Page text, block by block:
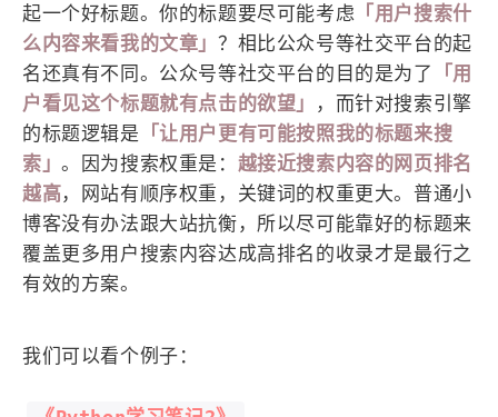
起一个好标题。你的标题要尽可能考虑 「用户搜索什
么内容来看我的文章」？相比公众号等社交平台的起
名还真有不同。公众号等社交平台的目的是为了
「用
户看见这个标题就有点击的欲望」
，而针对搜索引擎
的标题逻辑是 「让用户更有可能按照我的标题来搜
索」。因为搜索权重是： 越接近搜索内容的网页排名
越高，网站有顺序权重，关键词的权重更大。普通小
博客没有办法跟大站抗衡，所以尽可能靠好的标题来
覆盖更多用户搜索内容达成高排名的收录才是最行之
有效的方案。
我们可以看个例子：